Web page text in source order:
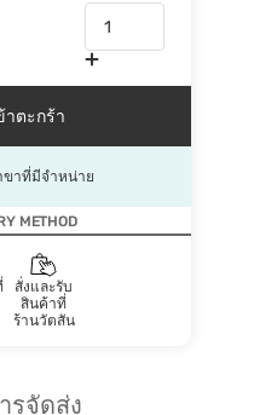
าตะกร้า
ขาที่มีจำหน่าย
METHOD
สั่งและรับ
สินค้าที่
ร้านวัตสัน
รจัดส่ง